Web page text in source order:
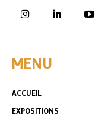
MENU
ACCUEIL
EXPOSITIONS